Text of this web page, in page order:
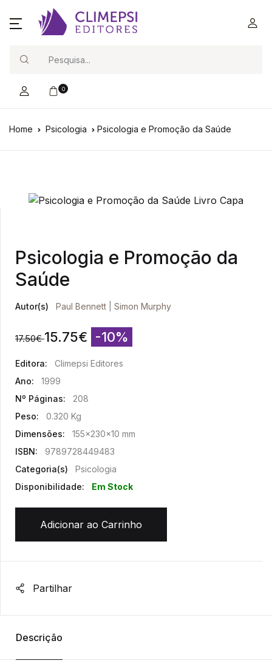
0
Home Psicologia Psicologia e Promoção da Saúde
Psicologia e Promoção da
Saúde
Autor(s) Paul Bennett Simon Murphy
17.50€ 15.75€ -10%
Editora:
Climepsi Editores
Ano:
1999
Nº Páginas:
208
Peso:
0.320 Kg
Dimensões:
155x230x10 mm
ISBN:
9789728449483
Categoria(s)
Psicologia
Disponibilidade:
Em Stock
Adicionar ao Carrinho
Partilhar
Descrição